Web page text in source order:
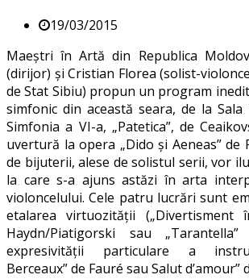
19/03/2015
Maeştri în Artă din Republica
(dirijor) şi Cristian Florea (solist-
de Stat Sibiu) propun un program
simfonic din această seara, de la
Simfonia a VI-a, „Patetica”, de
uvertură la opera „Dido şi Aeneas” de
de bijuterii, alese de solistul serii, vor
la care s-a ajuns astăzi în arta
violoncelului. Cele patru lucrări sunt
etalarea virtuozităţii („Divertisment
Haydn/Piatigorski sau
expresivităţii particulare a
Berceaux” de Fauré sau Salut d’amour”